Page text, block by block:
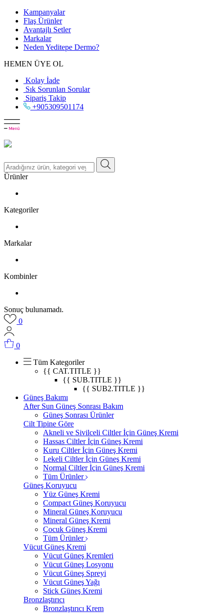
Kampanyalar
Flaş Ürünler
Avantajlı Setler
Markalar
Neden Yeditepe Dermo?
HEMEN ÜYE OL
Kolay İade
Sık Sorunlan Sorular
Sipariş Takip
+905309501174
Ürünler
Kategoriler
Markalar
Kombinler
Sonuç bulunamadı.
0
0
Tüm Kategoriler
{{ CAT.TITLE }}
{{ SUB.TITLE }}
{{ SUB2.TITLE }}
Güneş Bakımı
After Sun Güneş Sonrası Bakım
Güneş Sonrası Ürünler
Cilt Tipine Göre
Akneli ve Sivilceli Ciltler İçin Güneş Kremi
Hassas Ciltler İçin Güneş Kremi
Kuru Ciltler İçin Güneş Kremi
Lekeli Ciltler İçin Güneş Kremi
Normal Ciltler İçin Güneş Kremi
Tüm Ürünler
Güneş Koruyucu
Yüz Güneş Kremi
Compact Güneş Koruyucu
Mineral Güneş Koruyucu
Mineral Güneş Kremi
Çocuk Güneş Kremi
Tüm Ürünler
Vücut Güneş Kremi
Vücut Güneş Kremleri
Vücut Güneş Losyonu
Vücut Güneş Spreyi
Vücut Güneş Yağı
Stick Güneş Kremi
Bronzlaştırıcı
Bronzlaştırıcı Krem